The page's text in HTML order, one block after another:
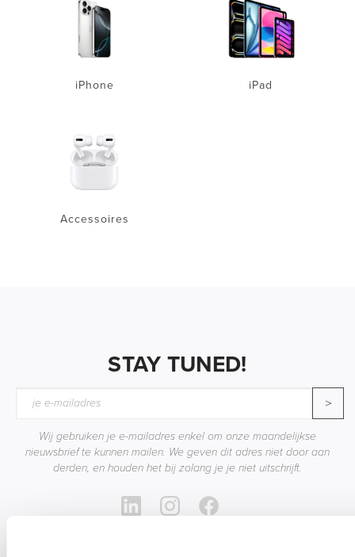
iPhone iPad
Accessoires
STAY TUNED!
>
Wij gebruiken je e-mailadres enkel om onze maandelijkse
nieuwsbrief te kunnen mailen. We geven dit adres niet door aan
derden, en houden het bij zolang je je niet uitschrijft.